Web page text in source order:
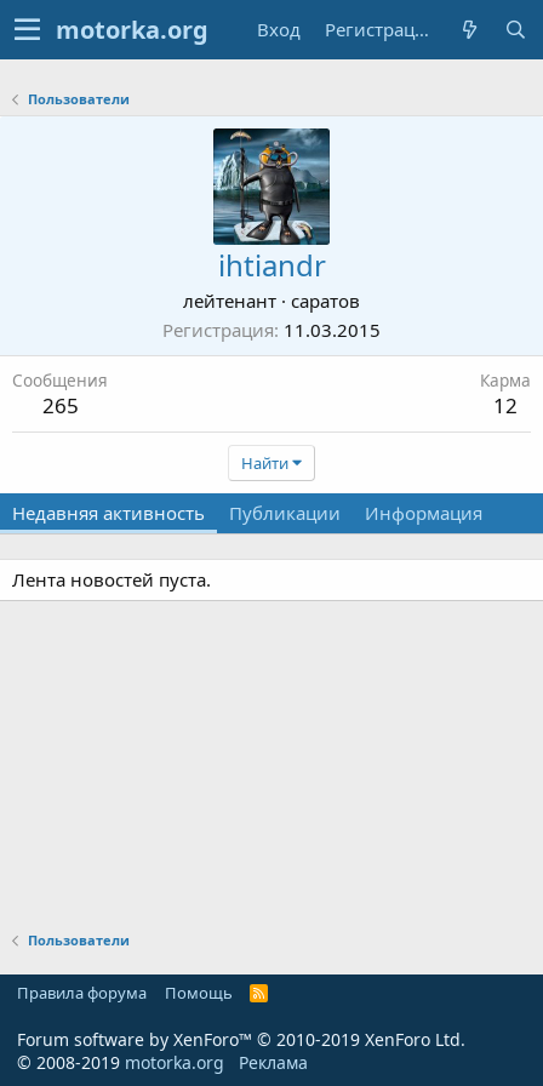
Вход Регистрация
Пользователи
ihtiandr
лейтенант · саратов
Регистрация 11.03.2015
Сообщения
265
Карма
12
Найти
Недавняя активность Публикации Информация
Лента новостей пуста.
Пользователи
Правила форума Помощь
R
Forum software by XenForo™ © 2010-2019 XenForo Ltd.
© 2008-2019 motorka.org Реклама